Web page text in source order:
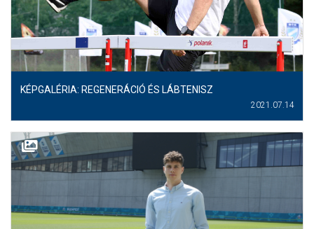
MÉRKŐZÉSEK
KLUB
GALÉRIA
SZURKOLÓI ÉLMÉNYEK
KÉPGALÉRIA: REGENERÁCIÓ ÉS LÁBTENISZ
2021.07.14